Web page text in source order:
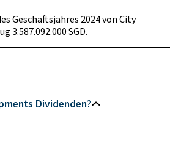
Geschäftsjahres 2024 von City
3.587.092.000 SGD.
Dividenden?